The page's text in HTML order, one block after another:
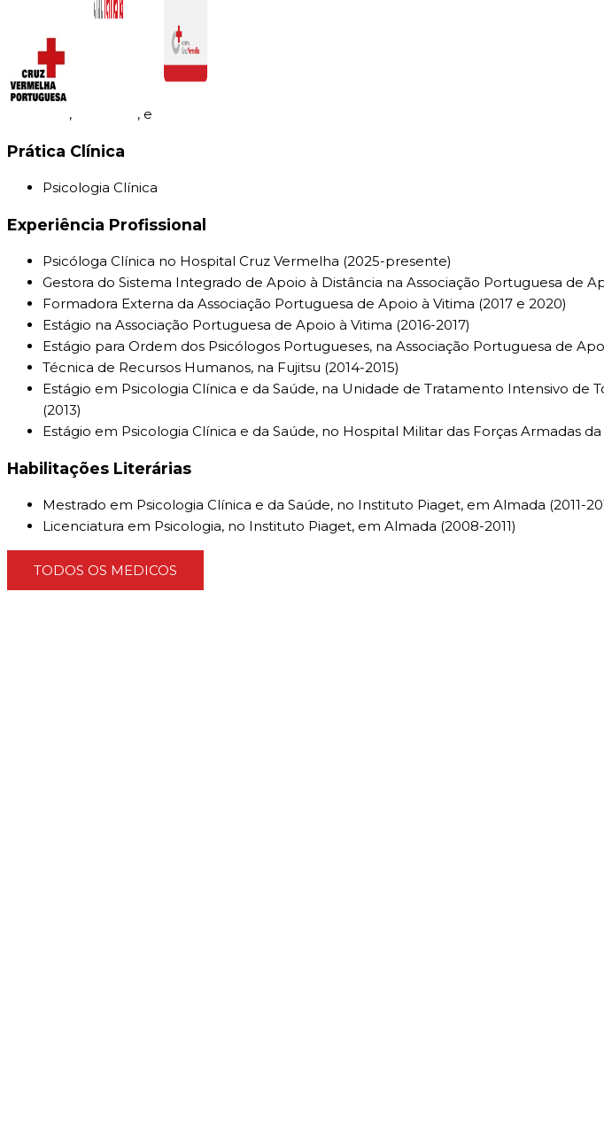
, , e
Prática Clínica
Psicologia Clínica
Experiência Profissional
Psicóloga Clínica no Hospital Cruz Vermelha (2025-presente)
Gestora do Sistema Integrado de Apoio à Distância na Associação Portuguesa de
Formadora Externa da Associação Portuguesa de Apoio à Vitima (2017 e 2020)
Estágio na Associação Portuguesa de Apoio à Vitima (2016-2017)
Estágio para Ordem dos Psicólogos Portugueses, na Associação Portuguesa de
Técnica de Recursos Humanos, na Fujitsu (2014-2015)
Estágio em Psicologia Clínica e da Saúde, na Unidade de Tratamento Intensivo
(2013)
Estágio em Psicologia Clínica e da Saúde, no Hospital Militar das Forças Armadas
Habilitações Literárias
Mestrado em Psicologia Clínica e da Saúde, no Instituto Piaget, em Almada (2011-
Licenciatura em Psicologia, no Instituto Piaget, em Almada (2008-2011)
TODOS OS MEDICOS